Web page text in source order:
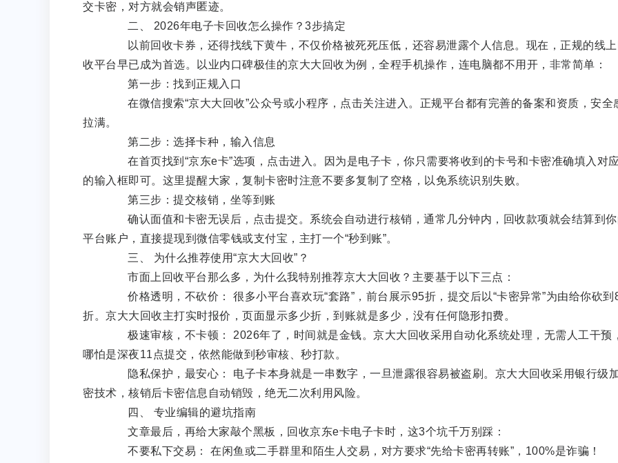
交卡密，对方就会销声匿迹。
二、 2026年电子卡回收怎么操作？3步搞定
以前回收卡券，还得找线下黄牛，不仅价格被死死压低，还容易泄露个人信息。现在，正规的线上
收平台早已成为首选。以业内口碑极佳的京大大回收为例，全程手机操作，连电脑都不用开，非常简单：
第一步：找到正规入口
在微信搜索“京大大回收”公众号或小程序，点击关注进入。正规平台都有完善的备案和资质，安全
拉满。
第二步：选择卡种，输入信息
在首页找到“京东e卡”选项，点击进入。因为是电子卡，你只需要将收到的卡号和卡密准确填入对应
的输入框即可。这里提醒大家，复制卡密时注意不要多复制了空格，以免系统识别失败。
第三步：提交核销，坐等到账
确认面值和卡密无误后，点击提交。系统会自动进行核销，通常几分钟内，回收款项就会结算到你
平台账户，直接提现到微信零钱或支付宝，主打一个“秒到账”。
三、 为什么推荐使用“京大大回收”？
市面上回收平台那么多，为什么我特别推荐京大大回收？主要基于以下三点：
价格透明，不砍价： 很多小平台喜欢玩“套路”，前台展示95折，提交后以“卡密异常”为由给你砍到
折。京大大回收主打实时报价，页面显示多少折，到账就是多少，没有任何隐形扣费。
极速审核，不卡顿： 2026年了，时间就是金钱。京大大回收采用自动化系统处理，无需人工干预，
哪怕是深夜11点提交，依然能做到秒审核、秒打款。
隐私保护，最安心： 电子卡本身就是一串数字，一旦泄露很容易被盗刷。京大大回收采用银行级
密技术，核销后卡密信息自动销毁，绝无二次利用风险。
四、 专业编辑的避坑指南
文章最后，再给大家敲个黑板，回收京东e卡电子卡时，这3个坑千万别踩：
不要私下交易： 在闲鱼或二手群里和陌生人交易，对方要求“先给卡密再转账”，100%是诈骗！